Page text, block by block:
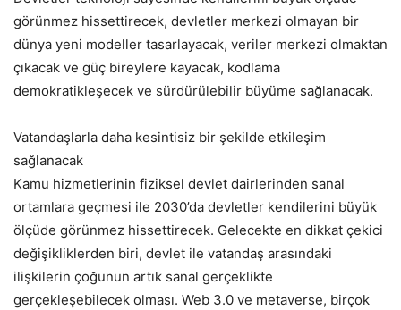
görünmez hissettirecek, devletler merkezi olmayan bir
dünya yeni modeller tasarlayacak, veriler merkezi olmaktan
çıkacak ve güç bireylere kayacak, kodlama
demokratikleşecek ve sürdürülebilir büyüme sağlanacak.
Vatandaşlarla daha kesintisiz bir şekilde etkileşim
sağlanacak
Kamu hizmetlerinin fiziksel devlet dairlerinden sanal
ortamlara geçmesi ile 2030’da devletler kendilerini büyük
ölçüde görünmez hissettirecek. Gelecekte en dikkat çekici
değişikliklerden biri, devlet ile vatandaş arasındaki
ilişkilerin çoğunun artık sanal gerçeklikte
gerçekleşebilecek olması. Web 3.0 ve metaverse, birçok